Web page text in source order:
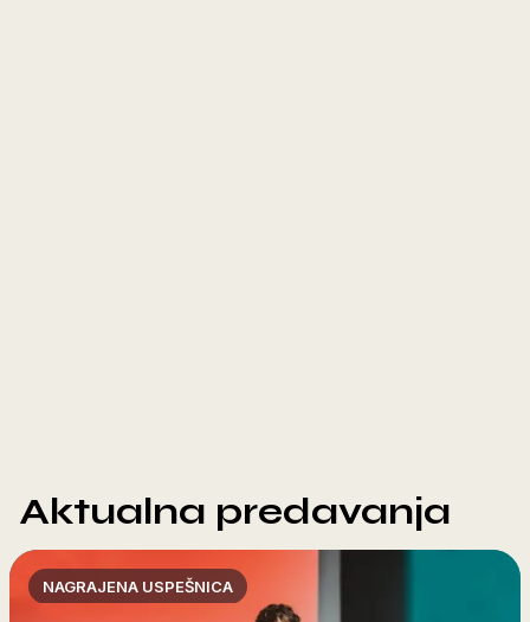
Aktualna predavanja
NAGRAJENA USPEŠNICA